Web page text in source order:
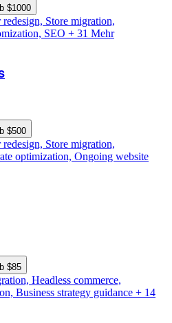
$1000
Store migration,
SEO + 31 Mehr
$500
Store migration,
optimization, Ongoing website
$85
Headless commerce,
Business strategy guidance + 14